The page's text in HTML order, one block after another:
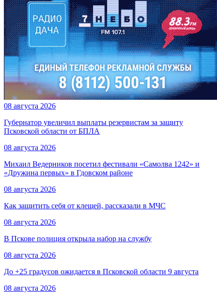
08 августа 2026
Губернатор увеличил выплаты резервистам за защиту
Псковской области от БПЛА
08 августа 2026
Михаил Ведерников посетил фестивали «Самолва 1242» и
«Дружина первых» в Гдовском районе
08 августа 2026
Как защитить себя от клещей, рассказали в МЧС
08 августа 2026
В Пскове полиция открыла набор на службу
08 августа 2026
До +25 градусов ожидается в Псковской области 9 августа
08 августа 2026